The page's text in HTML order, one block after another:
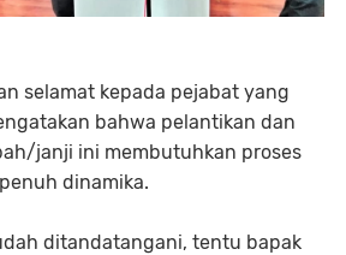
selamat kepada pejabat yang
bahwa pelantikan dan
janji ini membutuhkan proses
dinamika.
ditandatangani, tentu bapak